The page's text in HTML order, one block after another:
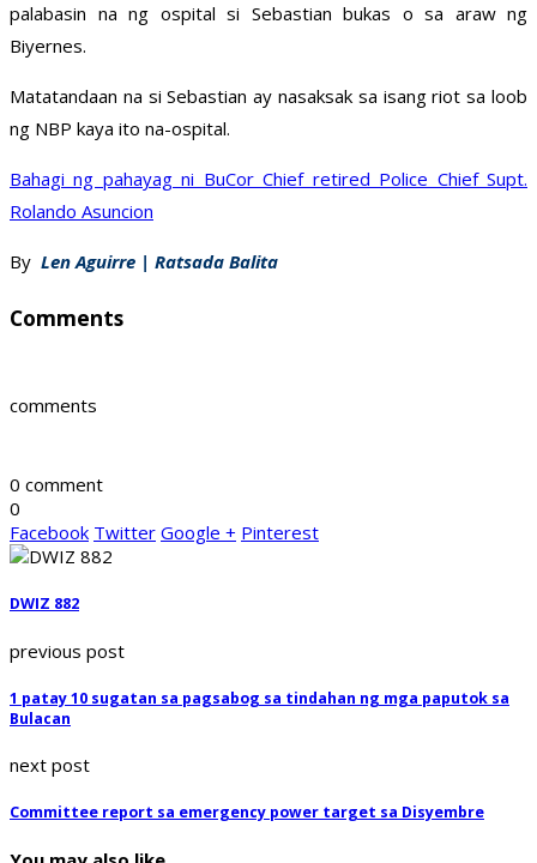
palabasin na ng ospital si Sebastian bukas o sa araw ng
Biyernes.
Matatandaan na si Sebastian ay nasaksak sa isang riot sa loob
ng NBP kaya ito na-ospital.
Bahagi ng pahayag ni BuCor Chief retired Police Chief Supt.
Rolando Asuncion
By Len Aguirre | Ratsada Balita
Comments
comments
0 comment
0
Facebook Twitter Google + Pinterest
DWIZ 882
previous post
1 patay 10 sugatan sa pagsabog sa tindahan ng mga paputok sa
Bulacan
next post
Committee report sa emergency power target sa Disyembre